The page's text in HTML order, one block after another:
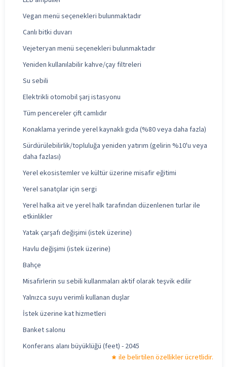
Vegan menü seçenekleri bulunmaktadır
Canlı bitki duvarı
Vejeteryan menü seçenekleri bulunmaktadır
Yeniden kullanılabilir kahve/çay filtreleri
Su sebili
Elektrikli otomobil şarj istasyonu
Tüm pencereler çift camlıdır
Konaklama yerinde yerel kaynaklı gıda (%80 veya daha fazla)
Sürdürülebilirlik/topluluğa yeniden yatırım (gelirin %10'u veya
daha fazlası)
Yerel ekosistemler ve kültür üzerine misafir eğitimi
Yerel sanatçılar için sergi
Yerel halka ait ve yerel halk tarafından düzenlenen turlar ile
etkinlikler
Yatak çarşafı değişimi (istek üzerine)
Havlu değişimi (istek üzerine)
Bahçe
Misafirlerin su sebili kullanmaları aktif olarak teşvik edilir
Yalnızca suyu verimli kullanan duşlar
İstek üzerine kat hizmetleri
Banket salonu
Konferans alanı büyüklüğü (feet) - 2045
ile belirtilen özellikler ücretlidir.